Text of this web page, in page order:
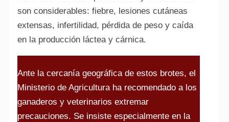
son considerables: fiebre, lesiones cutáneas
extensas, infertilidad, pérdida de peso y caída
en la producción láctea y cárnica.
Ante la cercanía geográfica de estos brotes, el
Ministerio de Agricultura ha recomendado a los
ganaderos y veterinarios extremar
precauciones. Se insiste especialmente en la